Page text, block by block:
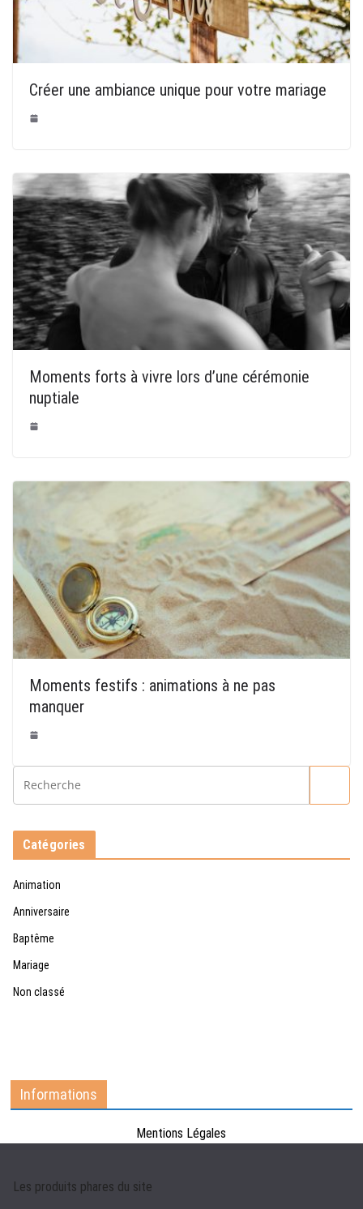
Créer une ambiance unique pour votre mariage
Moments forts à vivre lors d’une cérémonie
nuptiale
Moments festifs : animations à ne pas
manquer
Catégories
Animation
Anniversaire
Baptême
Mariage
Non classé
Informations
Mentions Légales
Les produits phares du site